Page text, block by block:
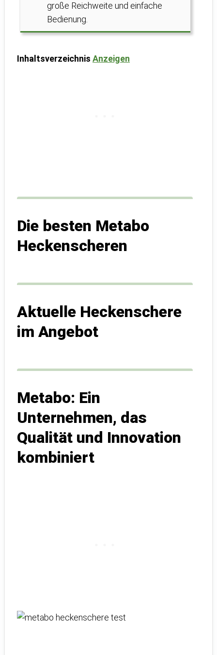
große Reichweite und einfache
Bedienung.
Inhaltsverzeichnis Anzeigen
Die besten Metabo
Heckenscheren
Aktuelle Heckenschere
im Angebot
Metabo: Ein
Unternehmen, das
Qualität und Innovation
kombiniert